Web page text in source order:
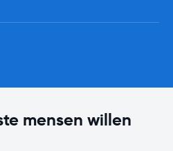
mensen willen